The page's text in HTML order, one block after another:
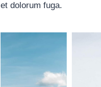
et dolorum fuga.